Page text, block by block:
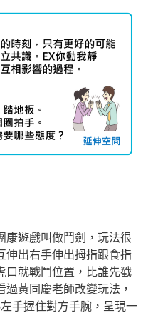
康遊戲叫做鬥劍，玩法很
伸出右手伸出拇指跟食指
口就戰鬥位置，比誰先戳
黃同慶老師改變玩法，
手握住對方手腕，呈現一